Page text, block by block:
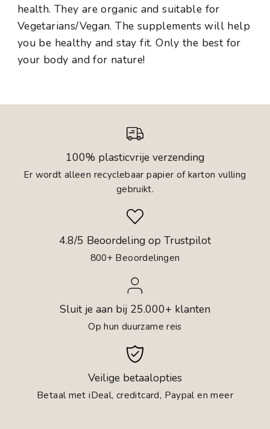
health. They are organic and suitable for
Vegetarians/Vegan. The supplements will help
you be healthy and stay fit. Only the best for
your body and for nature!
100% plasticvrije verzending
Er wordt alleen recyclebaar papier of karton vulling
gebruikt.
4.8/5 Beoordeling op Trustpilot
800+ Beoordelingen
Sluit je aan bij 25.000+ klanten
Op hun duurzame reis
Veilige betaalopties
Betaal met iDeal, creditcard, Paypal en meer